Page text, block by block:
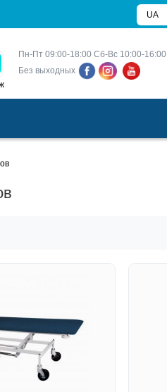
UA
Пн-Пт 09:00-18:00 Сб-Вс 10:00-16:00
Без выходных